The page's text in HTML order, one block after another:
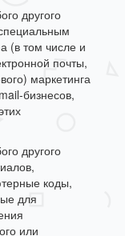
другого
(в том числе и
почты,
маркетинга
бизнесов,
другого
коды,
для
или